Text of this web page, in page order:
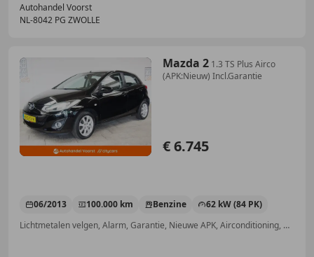
Autohandel Voorst
NL-8042 PG ZWOLLE
Mazda 2 1.3 TS Plus Airco
(APK:Nieuw) Incl.Garantie
€ 6.745
06/2013 100.000 km Benzine
62 kW (84 PK)
Lichtmetalen velgen, Alarm, Garantie, Nieuwe APK, Airconditioning, Automatische klimaatregeling, Lederen stuurwiel, Zij-airbags